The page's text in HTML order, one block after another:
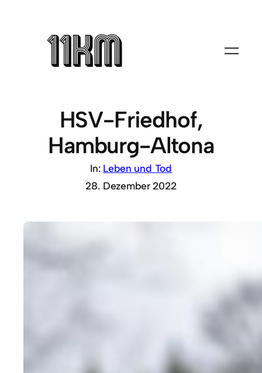
HSV-Friedhof,
Hamburg-Altona
In: Leben und Tod
28. Dezember 2022